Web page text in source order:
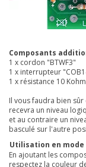
Composants
1 x cordon "BTWF3"
1 x interrupteur
1 x résistance 10
Il vous faudra bien
recevra un niveau
et au contraire un
basculé sur l'autre
Utilisation en
En ajoutant les
respectez la couleur